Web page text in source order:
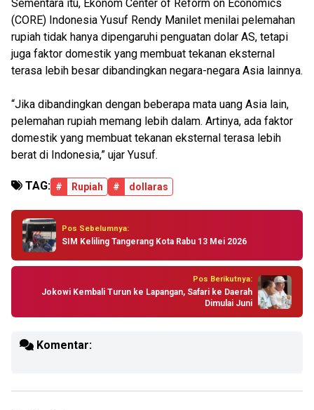
Sementara itu, Ekonom Center of Reform on Economics
(CORE) Indonesia⁠ Yusuf Rendy Manilet menilai pelemahan
rupiah tidak hanya dipengaruhi penguatan dolar AS, tetapi
juga faktor domestik yang membuat tekanan eksternal
terasa lebih besar dibandingkan negara-negara Asia lainnya.
“Jika dibandingkan dengan beberapa mata uang Asia lain,
pelemahan rupiah memang lebih dalam. Artinya, ada faktor
domestik yang membuat tekanan eksternal terasa lebih
berat di Indonesia,” ujar Yusuf.
TAG: # Rupiah # dollaras
Pos Sebelumnya:
SIM Keliling Tangerang Kota Rabu 13 Mei 2026
Pos Berikutnya:
Jokowi Kembali Turun ke Lapangan, Safari ke Daerah
Dimulai Juni
Komentar: